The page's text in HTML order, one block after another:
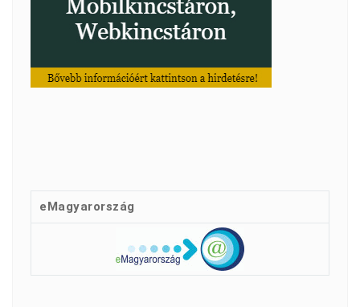
eMagyarország